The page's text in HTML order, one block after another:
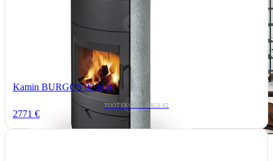
Kamin BURGOS 02 kivi
TOOTEKOOD: BRGS-02
2771 €